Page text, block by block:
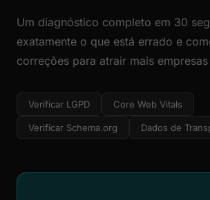
Um diagnóstico completo em 30
exatamente o que está errado e
correções para atrair mais
Verificar LGPD Core Web Vitals
Verificar Schema.org Dados de